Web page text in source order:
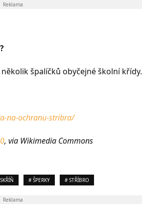
Reklama
špalíčků obyčejné školní křídy.
na-ochranu-stribra/
, via Wikimedia Commons
# ŠPERKY # STŘÍBRO
Reklama